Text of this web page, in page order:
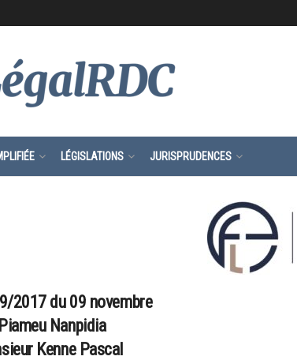
LÉGISLATIONS JURISPRUDENCES
2017 du 09 novembre
Nanpidia
Kenne Pascal